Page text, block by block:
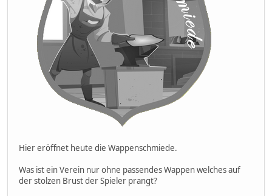
Hier eröffnet heute die Wappenschmiede.
Was ist ein Verein nur ohne passendes Wappen welches auf
der stolzen Brust der Spieler prangt?